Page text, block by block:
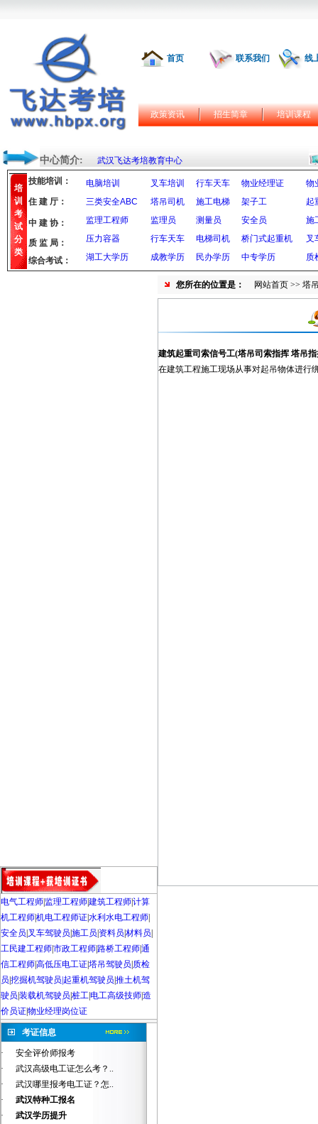
首页 联系我们 线
政策资讯 招生简章 培训课程
中心简介: 武汉飞达考培教育中心
培
训
考
试
分
类
技能培训： 电脑培训 叉车培训 行车天车 物业经理证
物
三类安全ABC
塔吊司机 施工电梯 架子工
起
监理工程师
监理员 测量员 安全员
施
压力容器
行车天车 电梯司机 桥门式起重机
叉
湖工大学历
成教学历 民办学历 中专学历 质
住 建 厅：
中 建 协：
质 监 局：
综合考试：
电气工程师 监理工程师建筑工程师计算
机工程师机电工程师证水利水电工程师
安全员 叉车驾驶员 施工员 资料员 材料员
工民建工程师市政工程师路桥工程师通
信工程师高低压电工证塔吊驾驶员 质检
员 挖掘机驾驶员|起重机驾驶员 推土机驾
驶员 装载机驾驶员 桩工电工高级技师造
价员证物业经理岗位证
考证信息
·
安全评价师报考
·
武汉高级电工证怎么考？..
·
武汉哪里报考电工证？怎..
·
武汉特种工报名
·
武汉学历提升
您所在的位置是： 网站首页 >> 塔
建筑起重司索信号工(塔吊司索指挥 塔吊
在建筑工程施工现场从事对起吊物体进行